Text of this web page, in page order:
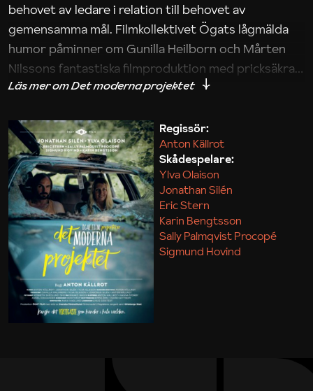
behovet av ledare i relation till behovet av
gemensamma mål. Filmkollektivet Ögats lågmälda
humor påminner om Gunilla Heilborn och Mårten
Nilssons fantastiska filmproduktion med pricksäkra
iakttagelser om hur svårt det kan vara att omsätta
Maja Kekonius
Regissör:
Anton Källrot
Skådespelare:
Ylva Olaison
Jonathan Silén
Eric Stern
Karin Bengtsson
Sally Palmqvist Procopé
Sigmund Hovind